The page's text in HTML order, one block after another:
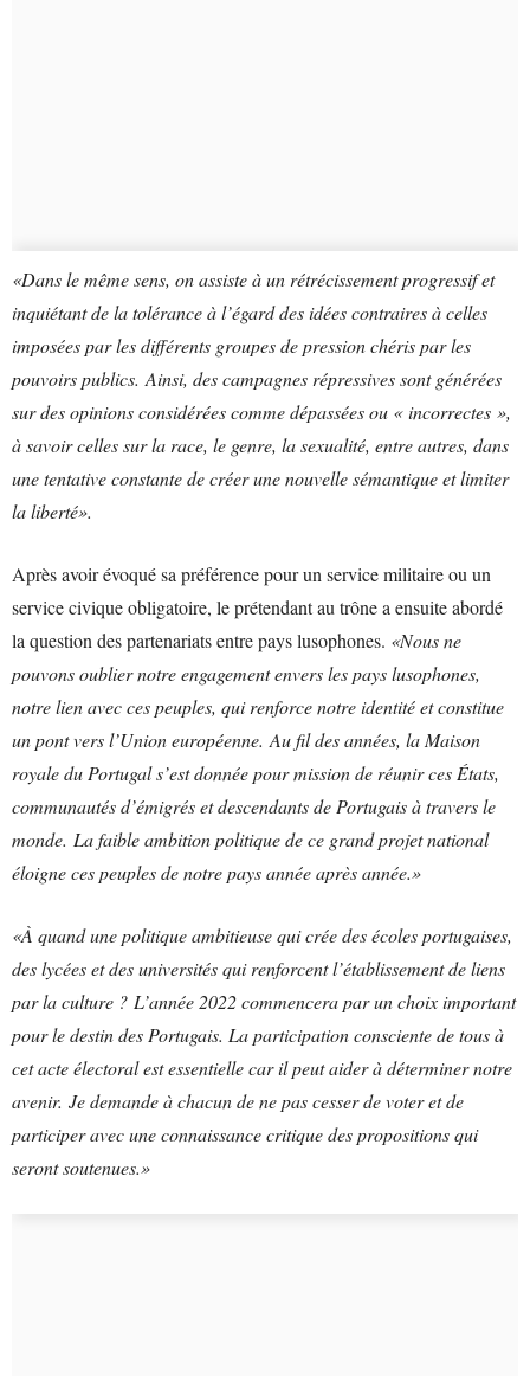
«Dans le même sens, on assiste à un rétrécissement progressif et
inquiétant de la tolérance à l’égard des idées contraires à celles
imposées par les différents groupes de pression chéris par les
pouvoirs publics. Ainsi, des campagnes répressives sont générées
sur des opinions considérées comme dépassées ou « incorrectes »,
à savoir celles sur la race, le genre, la sexualité, entre autres, dans
une tentative constante de créer une nouvelle sémantique et limiter
la liberté».
Après avoir évoqué sa préférence pour un service militaire ou un
service civique obligatoire, le prétendant au trône a ensuite abordé
la question des partenariats entre pays lusophones. «Nous ne
pouvons oublier notre engagement envers les pays lusophones,
notre lien avec ces peuples, qui renforce notre identité et constitue
un pont vers l’Union européenne. Au fil des années, la Maison
royale du Portugal s’est donnée pour mission de réunir ces États,
communautés d’émigrés et descendants de Portugais à travers le
monde. La faible ambition politique de ce grand projet national
éloigne ces peuples de notre pays année après année.»
«À quand une politique ambitieuse qui crée des écoles portugaises,
des lycées et des universités qui renforcent l’établissement de liens
par la culture ? L’année 2022 commencera par un choix important
pour le destin des Portugais. La participation consciente de tous à
cet acte électoral est essentielle car il peut aider à déterminer notre
avenir. Je demande à chacun de ne pas cesser de voter et de
participer avec une connaissance critique des propositions qui
seront soutenues.»